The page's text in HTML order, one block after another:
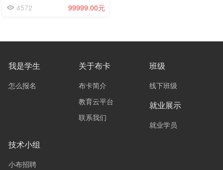
4572
99999.00元
我是学生
怎么报名
关于布卡
布卡简介
教育云平台
联系我们
班级
线下班级
就业展示
就业学员
技术小组
小布招聘